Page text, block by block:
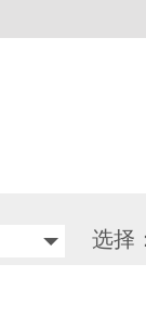
选择